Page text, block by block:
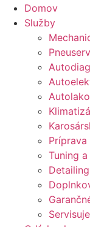
Domov
Služby
Príprava
Tuning
Detailing